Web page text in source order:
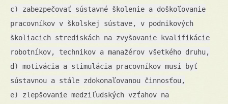
c) zabezpečovať sústavné školenie a doškoľovanie
pracovníkov v školskej sústave, v podnikových
školiacich strediskách na zvyšovanie kvalifikácie
robotníkov, technikov a manažérov všetkého druhu,
d) motivácia a stimulácia pracovníkov musí byť
sústavnou a stále zdokonaľovanou činnosťou,
e) zlepšovanie medziľudských vzťahov na